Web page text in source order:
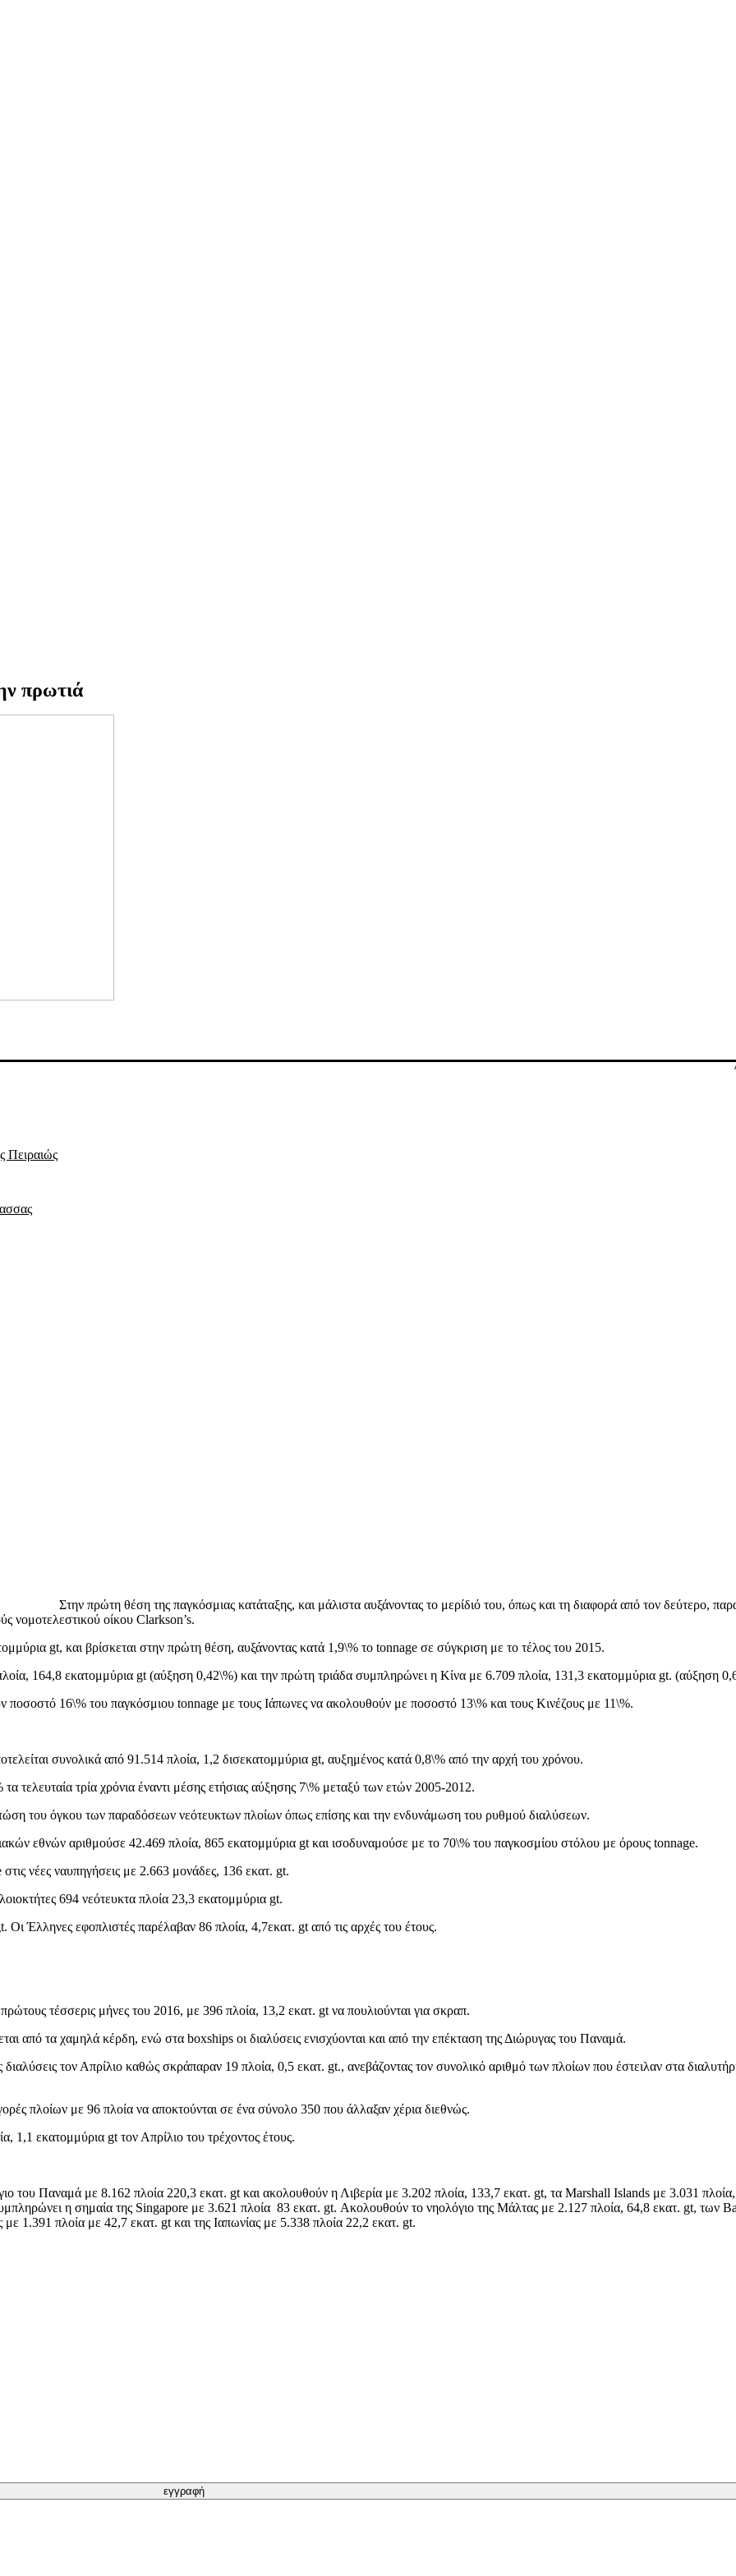
πρωτιά
Πειραιώς
Στην πρώτη θέση της παγκόσμιας κατάταξης, και μάλιστα αυξάνοντας το μερίδιό του, όπως και τη διαφορά από τον δεύτερο,
νομοτελεστικού οίκου Clarkson’s.
gt, και βρίσκεται στην πρώτη θέση, αυξάνοντας κατά 1,9\% το tonnage σε σύγκριση με το τέλος του 2015.
164,8 εκατομμύρια gt (αύξηση 0,42\%) και την πρώτη τριάδα συμπληρώνει η Κίνα με 6.709 πλοία, 131,3 εκατομμύρια gt. (αύξηση
ποσοστό 16\% του παγκόσμιου tonnage με τους Ιάπωνες να ακολουθούν με ποσοστό 13\% και τους Κινέζους με 11\%.
συνολικά από 91.514 πλοία, 1,2 δισεκατομμύρια gt, αυξημένος κατά 0,8\% από την αρχή του χρόνου.
τελευταία τρία χρόνια έναντι μέσης ετήσιας αύξησης 7\% μεταξύ των ετών 2005-2012.
του όγκου των παραδόσεων νεότευκτων πλοίων όπως επίσης και την ενδυνάμωση του ρυθμού διαλύσεων.
εθνών αριθμούσε 42.469 πλοία, 865 εκατομμύρια gt και ισοδυναμούσε με το 70\% του παγκοσμίου στόλου με όρους tonnage.
νέες ναυπηγήσεις με 2.663 μονάδες, 136 εκατ. gt.
694 νεότευκτα πλοία 23,3 εκατομμύρια gt.
Έλληνες εφοπλιστές παρέλαβαν 86 πλοία, 4,7εκατ. gt από τις αρχές του έτους.
τέσσερις μήνες του 2016, με 396 πλοία, 13,2 εκατ. gt να πουλιούνται για σκραπ.
από τα χαμηλά κέρδη, ενώ στα boxships οι διαλύσεις ενισχύονται και από την επέκταση της Διώρυγας του Παναμά.
τον Απρίλιο καθώς σκράπαραν 19 πλοία, 0,5 εκατ. gt., ανεβάζοντας τον συνολικό αριθμό των πλοίων που έστειλαν στα
πλοίων με 96 πλοία να αποκτούνται σε ένα σύνολο 350 που άλλαξαν χέρια διεθνώς.
1,1 εκατομμύρια gt τον Απρίλιο του τρέχοντος έτους.
του Παναμά με 8.162 πλοία 220,3 εκατ. gt και ακολουθούν η Λιβερία με 3.202 πλοία, 133,7 εκατ. gt, τα Marshall Islands με 3.031
η σημαία της Singapore με 3.621 πλοία 83 εκατ. gt. Ακολουθούν το νηολόγιο της Μάλτας με 2.127 πλοία, 64,8 εκατ. gt, των
1.391 πλοία με 42,7 εκατ. gt και της Ιαπωνίας με 5.338 πλοία 22,2 εκατ. gt.
εγγραφή